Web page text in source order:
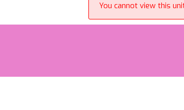
You cannot view this